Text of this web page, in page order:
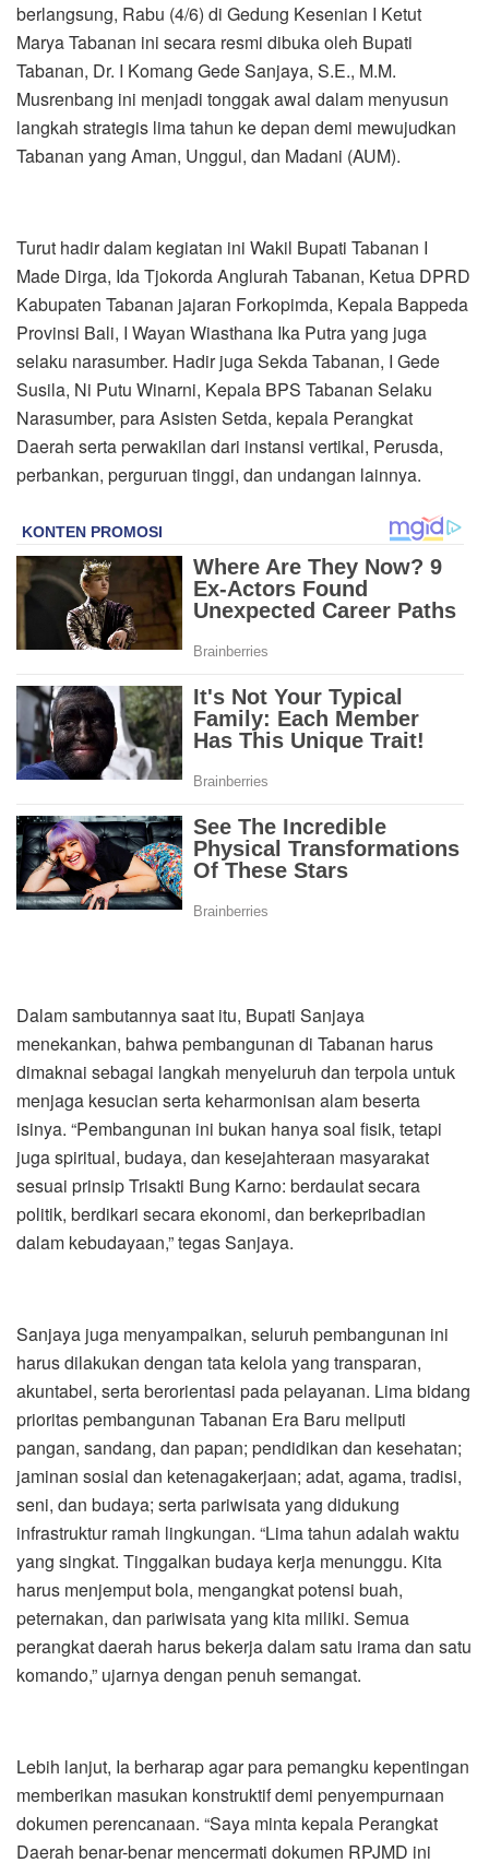
berlangsung, Rabu (4/6) di Gedung Kesenian I Ketut
Marya Tabanan ini secara resmi dibuka oleh Bupati
Tabanan, Dr. I Komang Gede Sanjaya, S.E., M.M.
Musrenbang ini menjadi tonggak awal dalam menyusun
langkah strategis lima tahun ke depan demi mewujudkan
Tabanan yang Aman, Unggul, dan Madani (AUM).
Turut hadir dalam kegiatan ini Wakil Bupati Tabanan I
Made Dirga, Ida Tjokorda Anglurah Tabanan, Ketua DPRD
Kabupaten Tabanan jajaran Forkopimda, Kepala Bappeda
Provinsi Bali, I Wayan Wiasthana Ika Putra yang juga
selaku narasumber. Hadir juga Sekda Tabanan, I Gede
Susila, Ni Putu Winarni, Kepala BPS Tabanan Selaku
Narasumber, para Asisten Setda, kepala Perangkat
Daerah serta perwakilan dari instansi vertikal, Perusda,
perbankan, perguruan tinggi, dan undangan lainnya.
Dalam sambutannya saat itu, Bupati Sanjaya
menekankan, bahwa pembangunan di Tabanan harus
dimaknai sebagai langkah menyeluruh dan terpola untuk
menjaga kesucian serta keharmonisan alam beserta
isinya. “Pembangunan ini bukan hanya soal fisik, tetapi
juga spiritual, budaya, dan kesejahteraan masyarakat
sesuai prinsip Trisakti Bung Karno: berdaulat secara
politik, berdikari secara ekonomi, dan berkepribadian
dalam kebudayaan,” tegas Sanjaya.
Sanjaya juga menyampaikan, seluruh pembangunan ini
harus dilakukan dengan tata kelola yang transparan,
akuntabel, serta berorientasi pada pelayanan. Lima bidang
prioritas pembangunan Tabanan Era Baru meliputi
pangan, sandang, dan papan; pendidikan dan kesehatan;
jaminan sosial dan ketenagakerjaan; adat, agama, tradisi,
seni, dan budaya; serta pariwisata yang didukung
infrastruktur ramah lingkungan. “Lima tahun adalah waktu
yang singkat. Tinggalkan budaya kerja menunggu. Kita
harus menjemput bola, mengangkat potensi buah,
peternakan, dan pariwisata yang kita miliki. Semua
perangkat daerah harus bekerja dalam satu irama dan satu
komando,” ujarnya dengan penuh semangat.
Lebih lanjut, Ia berharap agar para pemangku kepentingan
memberikan masukan konstruktif demi penyempurnaan
dokumen perencanaan. “Saya minta kepala Perangkat
Daerah benar-benar mencermati dokumen RPJMD ini